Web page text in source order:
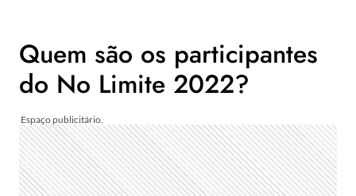
Quem são os participantes
do No Limite 2022?